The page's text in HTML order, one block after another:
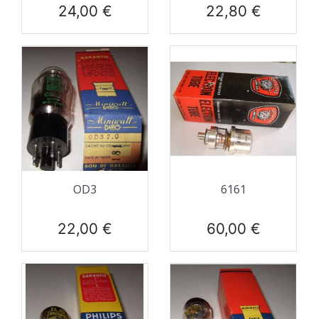
Prix
24,00 € Prix
22,80 €
OD3
Prix
22,00 €
6161
Prix
60,00 €